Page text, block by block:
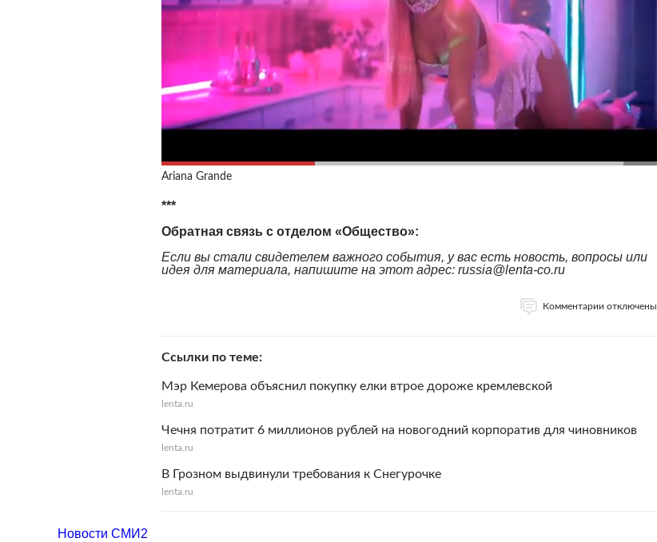
Ariana Grande
***
Обратная связь с отделом «Общество»:
Если вы стали свидетелем важного события, у вас есть новость, вопросы или
идея для материала, напишите на этот адрес: russia@lenta-co.ru
Комментарии отключены
Ссылки по теме
Мэр Кемерова объяснил покупку елки втрое дороже кремлевской
lenta.ru
Чечня потратит 6 миллионов рублей на новогодний корпоратив для чиновников
lenta.ru
В Грозном выдвинули требования к Снегурочке
lenta.ru
Новости СМИ2